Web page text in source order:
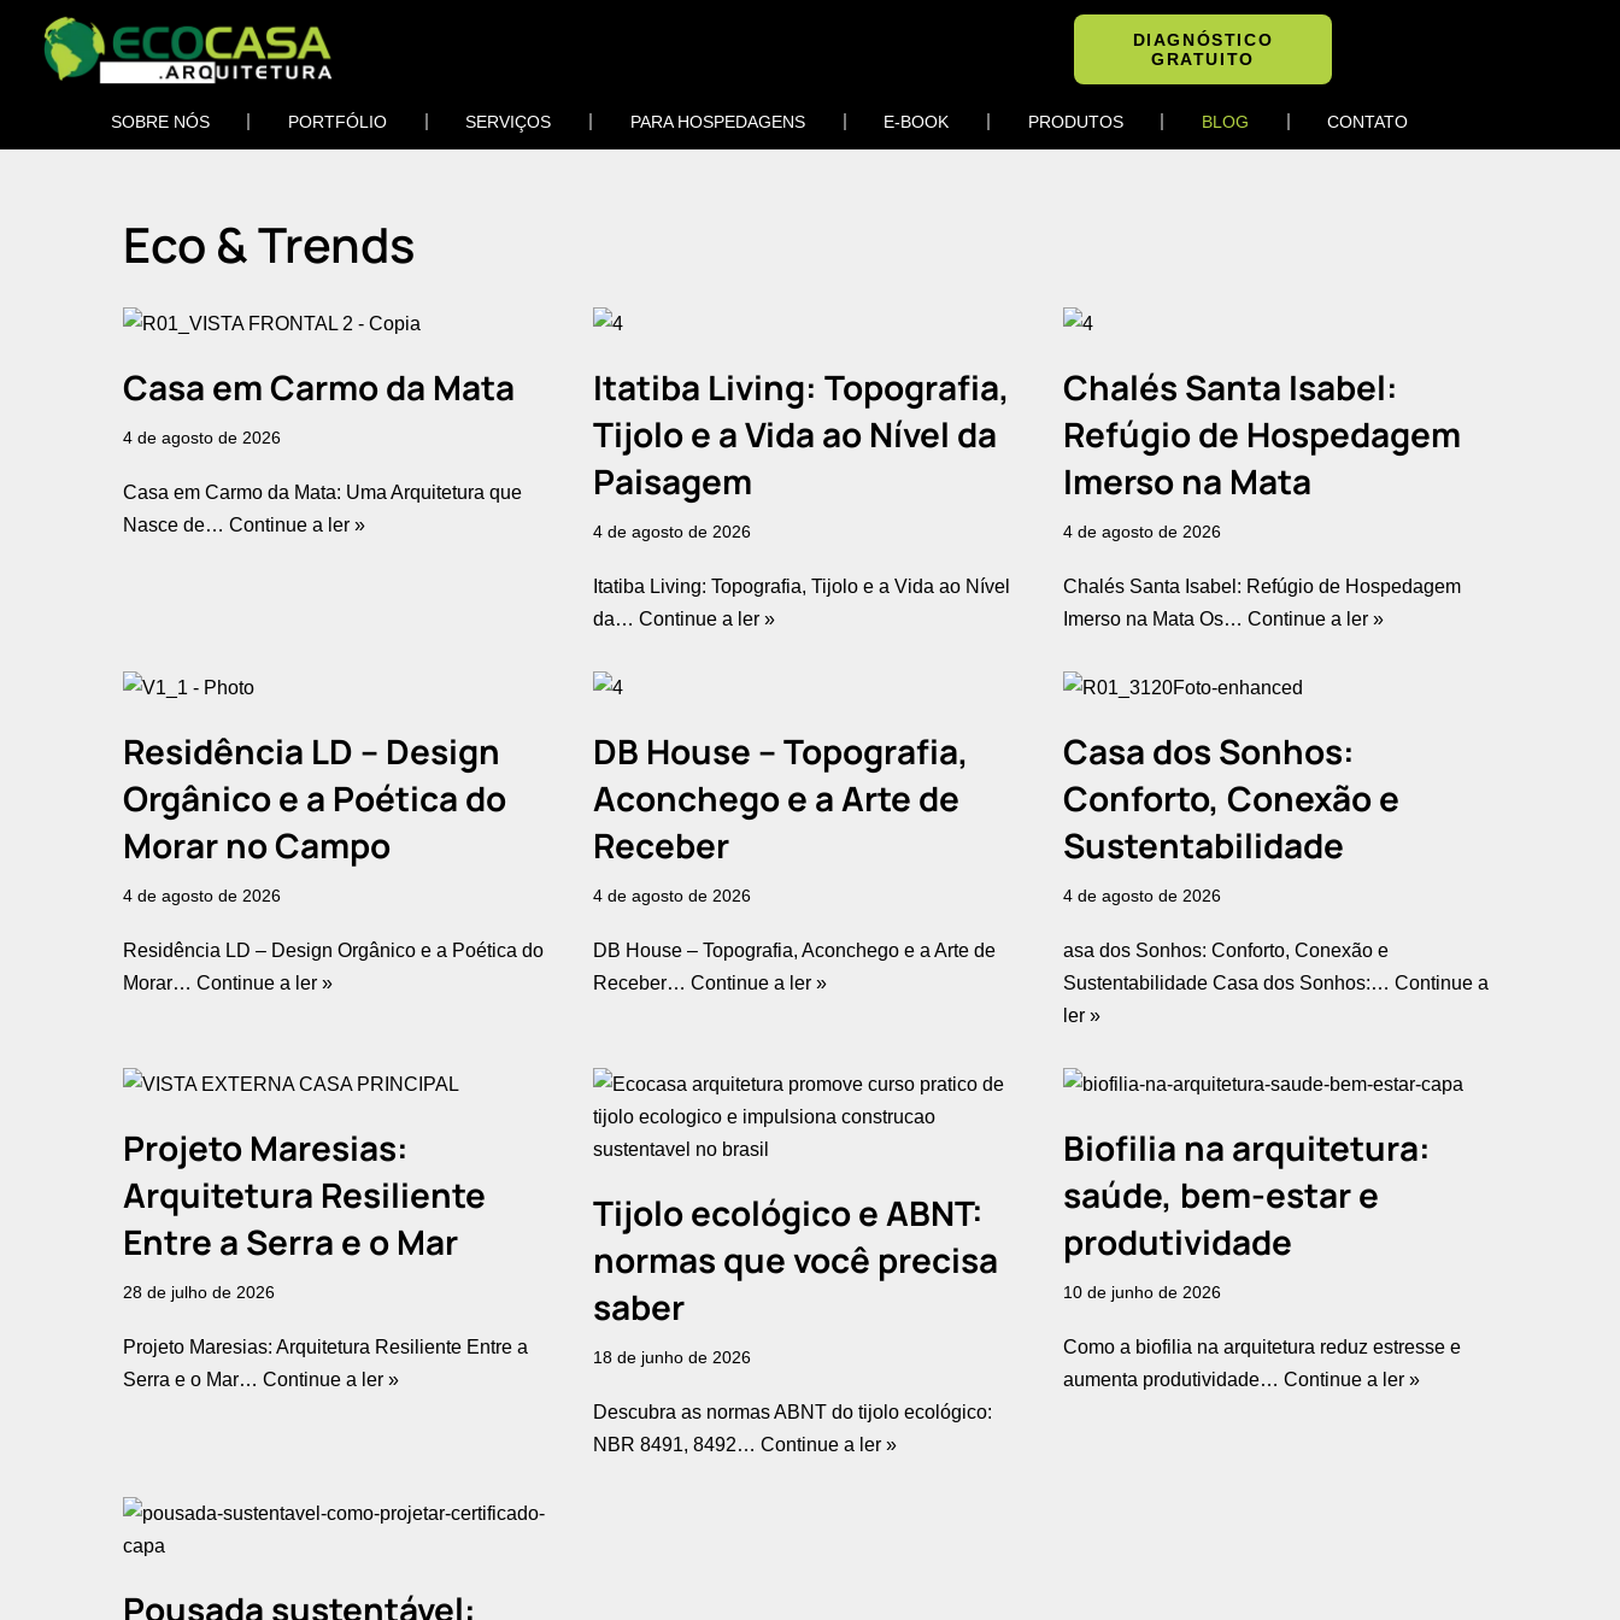
Pular
DIAGNÓSTICO
GRATUITO
SOBRE NÓS PORTFÓLIO SERVIÇOS PARA HOSPEDAGENS E-BOOK PRODUTOS BLOG CONTATO
Eco & Trends
Casa em Carmo da Mata
4 de agosto de 2026
Casa em Carmo da Mata: Uma Arquitetura que
Nasce de… Continue a ler »
Itatiba Living: Topografia,
Tijolo e a Vida ao Nível da
Paisagem
4 de agosto de 2026
Itatiba Living: Topografia, Tijolo e a Vida ao Nível
da… Continue a ler »
Chalés Santa Isabel:
Refúgio de Hospedagem
Imerso na Mata
4 de agosto de 2026
Chalés Santa Isabel: Refúgio de Hospedagem
Imerso na Mata Os… Continue a ler »
Residência LD – Design
Orgânico e a Poética do
Morar no Campo
4 de agosto de 2026
Residência LD – Design Orgânico e a Poética do
Morar… Continue a ler »
DB House – Topografia,
Aconchego e a Arte de
Receber
4 de agosto de 2026
DB House – Topografia, Aconchego e a Arte de
Receber… Continue a ler »
Casa dos Sonhos:
Conforto, Conexão e
Sustentabilidade​
4 de agosto de 2026
asa dos Sonhos: Conforto, Conexão e
Sustentabilidade​ Casa dos Sonhos:… Continue a
ler »
Projeto Maresias:
Arquitetura Resiliente
Entre a Serra e o Mar
28 de julho de 2026
Projeto Maresias: Arquitetura Resiliente Entre a
Serra e o Mar… Continue a ler »
Tijolo ecológico e ABNT:
normas que você precisa
saber
18 de junho de 2026
Descubra as normas ABNT do tijolo ecológico:
NBR 8491, 8492… Continue a ler »
Biofilia na arquitetura:
saúde, bem-estar e
produtividade
10 de junho de 2026
Como a biofilia na arquitetura reduz estresse e
aumenta produtividade… Continue a ler »
Pousada sustentável: